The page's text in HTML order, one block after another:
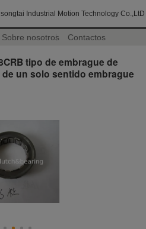
Industrial Motion Technology Co.,LtD
Sobre nosotros Contactos
tipo de embrague de
un solo sentido embrague